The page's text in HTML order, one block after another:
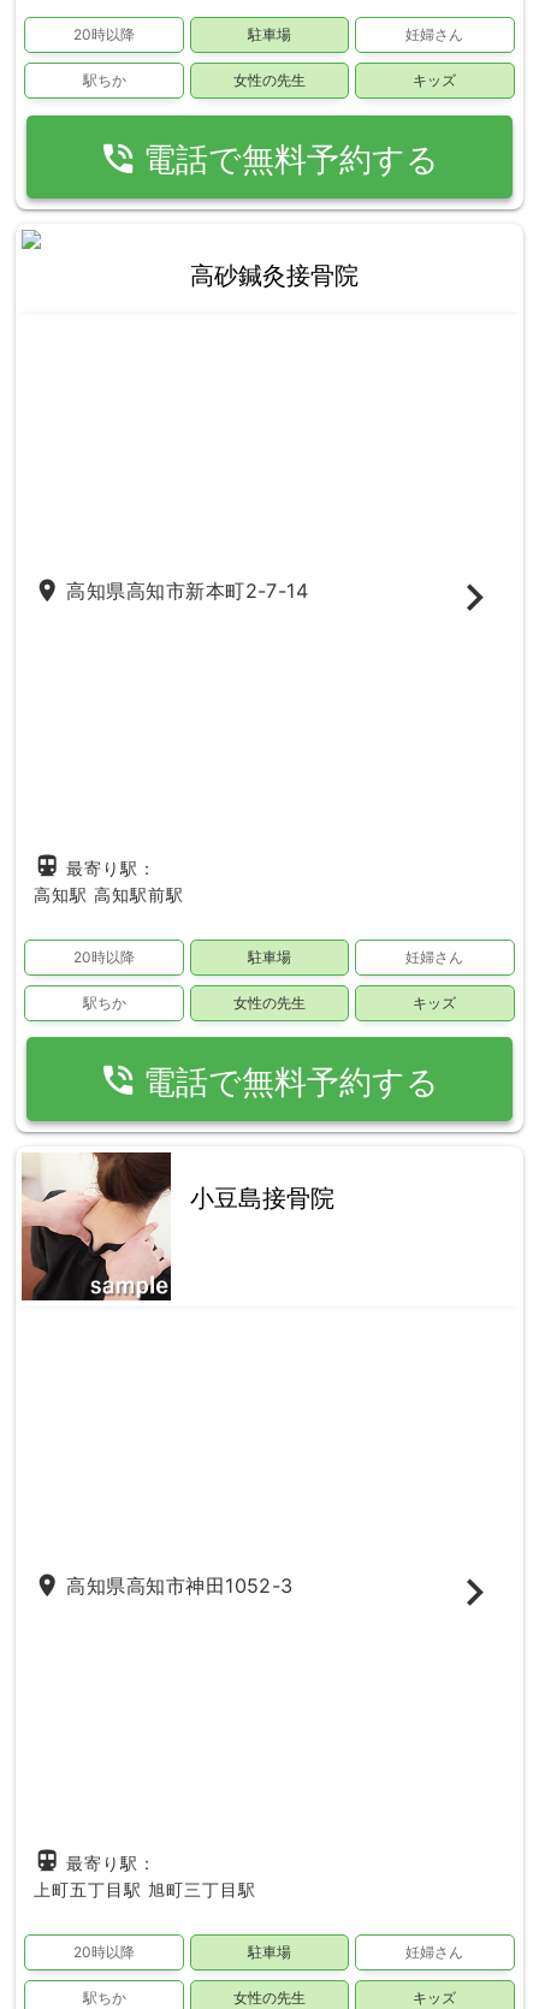
20時以降 駐車場 妊婦さん
駅ちか 女性の先生 キッズ
phone_in_talk 電話で無料予約する
高砂鍼灸接骨院
place 高知県高知市新本町2-7-14
directions_subway 最寄り駅：
高知駅 高知駅前駅
20時以降 駐車場 妊婦さん
駅ちか 女性の先生 キッズ
phone_in_talk 電話で無料予約する
小豆島接骨院
place 高知県高知市神田1052-3
directions_subway 最寄り駅：
上町五丁目駅 旭町三丁目駅
20時以降 駐車場 妊婦さん
駅ちか 女性の先生 キッズ